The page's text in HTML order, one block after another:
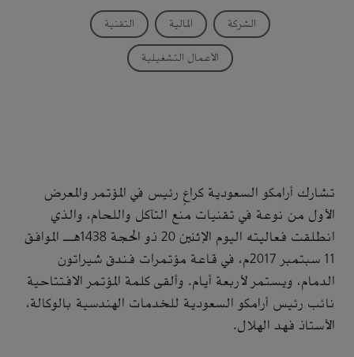
الشركة المالية التقنية
الأعمال التشغيلية
تشارك أرامكو السعودية كراعٍ رئيس في المؤتمر والمعرض
الأول من نوعة في تقنيات منع التآكل واللحام، والذي
انطلقت فعاليته اليوم الإثنين 20 ذو الحجة 1438هـ الموافق
11 سبتمبر 2017م، في قاعة مؤتمرات فندق شيراتون
الدمام، ويستمر لأربعة أيام. وألقى كلمة المؤتمر الافتتاحية
نائب رئيس أرامكو السعودية للخدمات الهندسية بالوكالة،
الأستاذ فهد الهلال.